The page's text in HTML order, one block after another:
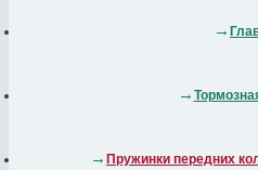
Пружинки передних